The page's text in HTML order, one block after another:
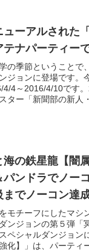
ューアルされた
テナパーティー
の季節ということで
ジョンに登場です。
4/4～2016/4/10です
ター「新聞部の新人
海の鉄星龍【闇
パンドラでノー
までノーコン達
モチーフにしたマシ
ンジョンの第５弾「
ペシャルダンジョン
化】」は、パーティ